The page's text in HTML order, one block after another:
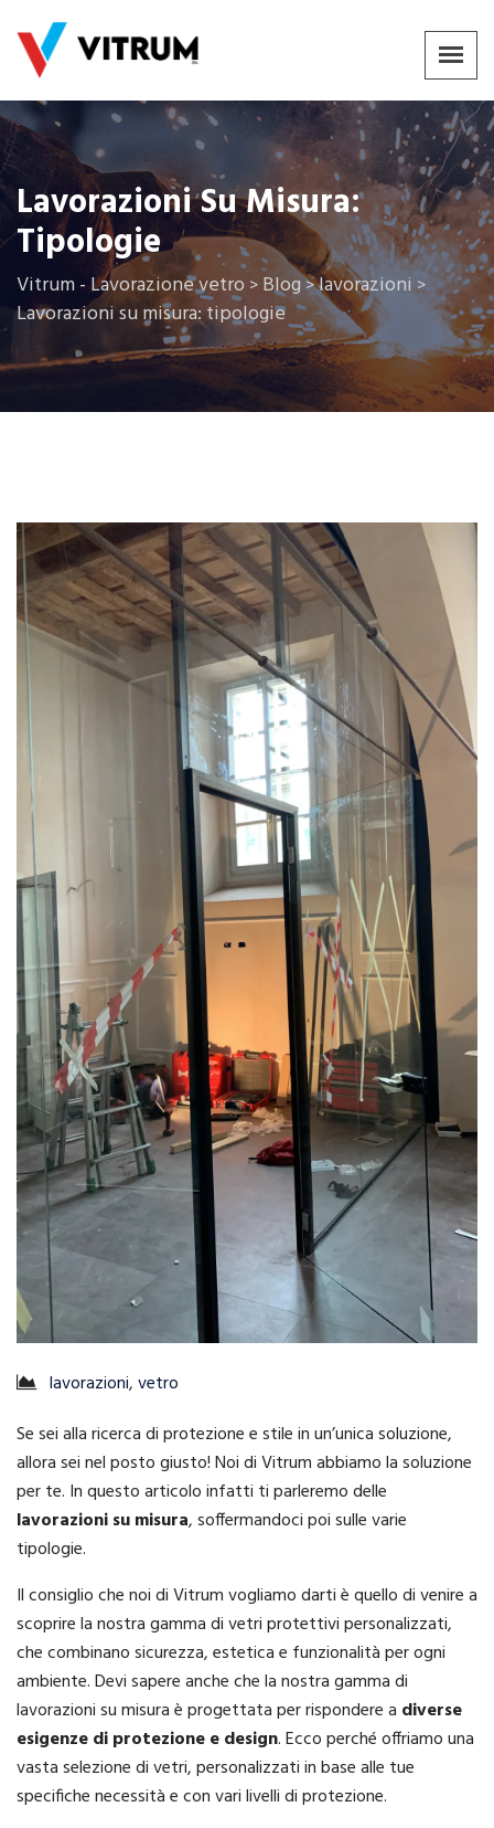
Lavorazioni Su Misura:
Tipologie
Vitrum - Lavorazione vetro >Blog>lavorazioni>
Lavorazioni su misura: tipologie
lavorazioni,vetro
Se sei alla ricerca di protezione e stile in un’unica soluzione,
allora sei nel posto giusto! Noi di Vitrum abbiamo la soluzione
per te. In questo articolo infatti ti parleremo delle
lavorazioni su misura, soffermandoci poi sulle varie
tipologie.
Il consiglio che noi di Vitrum vogliamo darti è quello di venire a
scoprire la nostra gamma di vetri protettivi personalizzati,
che combinano sicurezza, estetica e funzionalità per ogni
ambiente. Devi sapere anche che la nostra gamma di
lavorazioni su misura è progettata per rispondere a diverse
esigenze di protezione e design. Ecco perché offriamo una
vasta selezione di vetri, personalizzati in base alle tue
specifiche necessità e con vari livelli di protezione.